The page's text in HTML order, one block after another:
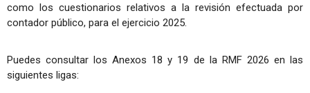
como los cuestionarios relativos a la revisión efectuada por
contador público, para el ejercicio 2025.
Puedes consultar los Anexos 18 y 19 de la RMF 2026 en las
siguientes ligas: